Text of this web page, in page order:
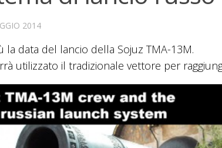
2014
la data del lancio della Sojuz TMA-13M.
utilizzato il tradizionale vettore per